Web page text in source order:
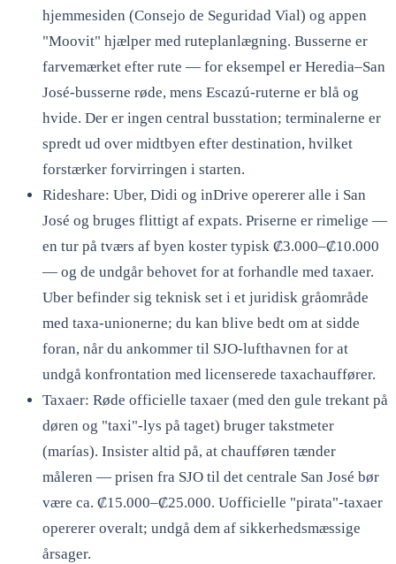
hjemmesiden (Consejo de Seguridad Vial) og appen
"Moovit" hjælper med ruteplanlægning. Busserne er
farvemærket efter rute — for eksempel er Heredia–San
José-busserne røde, mens Escazú-ruterne er blå og
hvide. Der er ingen central busstation; terminalerne er
spredt ud over midtbyen efter destination, hvilket
forstærker forvirringen i starten.
Rideshare: Uber, Didi og inDrive opererer alle i San
José og bruges flittigt af expats. Priserne er rimelige —
en tur på tværs af byen koster typisk ₡3.000–₡10.000
— og de undgår behovet for at forhandle med taxaer.
Uber befinder sig teknisk set i et juridisk gråområde
med taxa-unionerne; du kan blive bedt om at sidde
foran, når du ankommer til SJO-lufthavnen for at
undgå konfrontation med licenserede taxachauffører.
Taxaer: Røde officielle taxaer (med den gule trekant på
døren og "taxi"-lys på taget) bruger takstmeter
(marías). Insister altid på, at chaufføren tænder
måleren — prisen fra SJO til det centrale San José bør
være ca. ₡15.000–₡25.000. Uofficielle "pirata"-taxaer
opererer overalt; undgå dem af sikkerhedsmæssige
årsager.